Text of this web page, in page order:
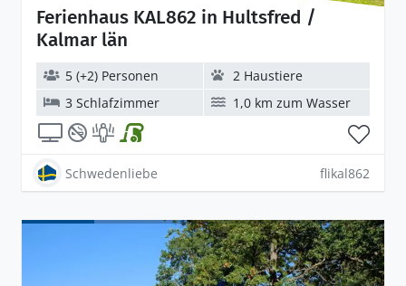
Ferienhaus KAL862 in Hultsfred /
Kalmar län
5 (+2) Personen
2 Haustiere
3 Schlafzimmer
1,0 km zum Wasser
Schwedenliebe flikal862